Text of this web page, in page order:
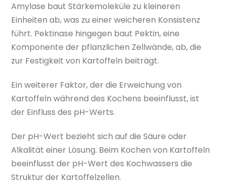
Amylase baut Stärkemoleküle zu kleineren
Einheiten ab, was zu einer weicheren Konsistenz
führt. Pektinase hingegen baut Pektin, eine
Komponente der pflanzlichen Zellwände, ab, die
zur Festigkeit von Kartoffeln beiträgt.
Ein weiterer Faktor, der die Erweichung von
Kartoffeln während des Kochens beeinflusst, ist
der Einfluss des pH-Werts.
Der pH-Wert bezieht sich auf die Säure oder
Alkalität einer Lösung. Beim Kochen von Kartoffeln
beeinflusst der pH-Wert des Kochwassers die
Struktur der Kartoffelzellen.